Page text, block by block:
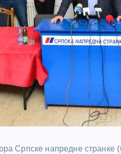
Српске напредне странке